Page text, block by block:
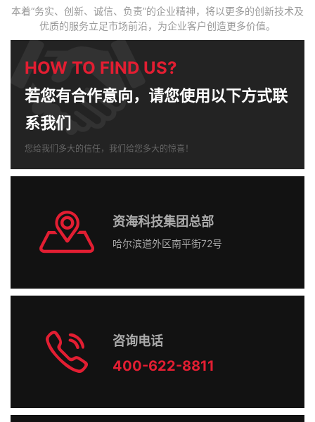
本着“务实、创新、诚信、负责”的企业精神，将以更多的创新技术及
优质的服务立足市场前沿，为企业客户创造更多价值。
HOW TO FIND US?
若您有合作意向，请您使用以下方式联
系我们
您给我们多大的信任，我们给您多大的惊喜！
资海科技集团总部
哈尔滨道外区南平街72号
咨询电话
400-622-8811